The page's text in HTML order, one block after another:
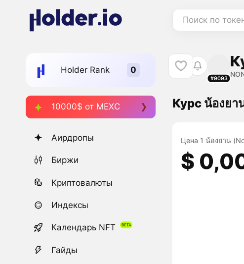
Поиск по
Holder Rank
10000$ от MEXC
Аирдропы
Биржи
Криптовалюты
Индексы
Календарь NFT
Гайды
#9093
Курс น้องยา
Цена 1 น้องยาน
$